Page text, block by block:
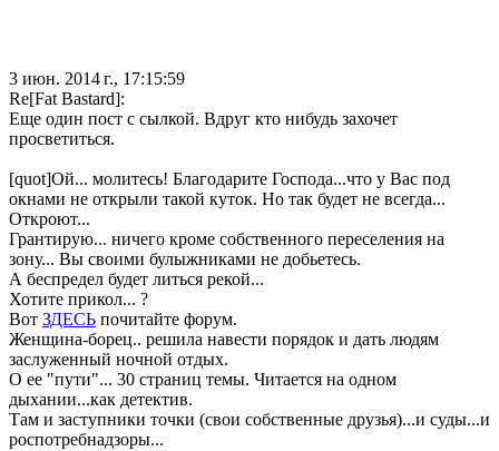
3 июн. 2014 г., 17:15:59
Re[Fat Bastard]:
Еще один пост с сылкой. Вдруг кто нибудь захочет
просветиться.
[quot]Ой... молитесь! Благодарите Господа...что у Вас под
окнами не открыли такой куток. Но так будет не всегда...
Откроют...
Грантирую... ничего кроме собственного переселения на
зону... Вы своими булыжниками не добьетесь.
А беспредел будет литься рекой...
Хотите прикол... ?
Вот ЗДЕСЬ почитайте форум.
Женщина-борец.. решила навести порядок и дать людям
заслуженный ночной отдых.
О ее "пути"... 30 страниц темы. Читается на одном
дыхании...как детектив.
Там и заступники точки (свои собственные друзья)...и суды...и
роспотребнадзоры...